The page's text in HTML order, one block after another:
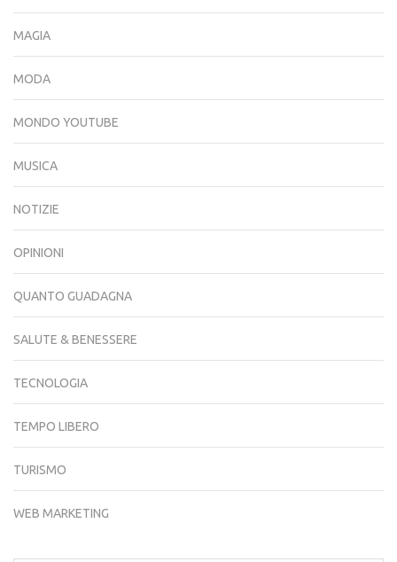
MAGIA
MODA
MONDO YOUTUBE
MUSICA
NOTIZIE
OPINIONI
QUANTO GUADAGNA
SALUTE & BENESSERE
TECNOLOGIA
TEMPO LIBERO
TURISMO
WEB MARKETING